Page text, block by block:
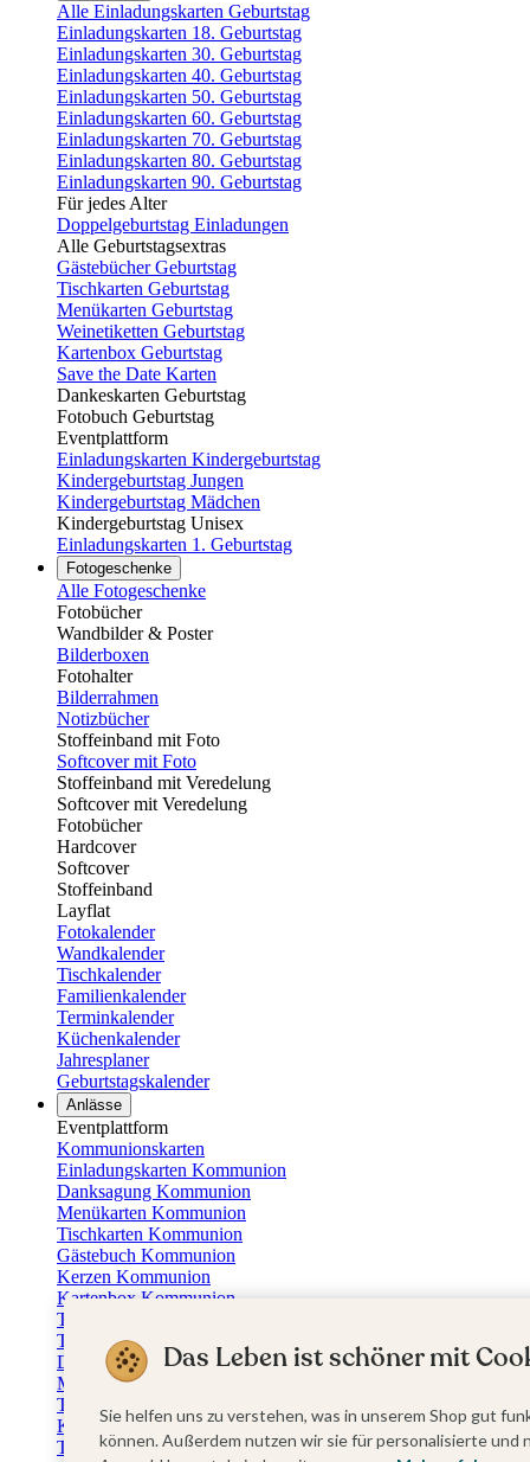
Alle Einladungskarten Geburtstag
Einladungskarten 18. Geburtstag
Einladungskarten 30. Geburtstag
Einladungskarten 40. Geburtstag
Einladungskarten 50. Geburtstag
Einladungskarten 60. Geburtstag
Einladungskarten 70. Geburtstag
Einladungskarten 80. Geburtstag
Einladungskarten 90. Geburtstag
Für jedes Alter
Doppelgeburtstag Einladungen
Alle Geburtstagsextras
Gästebücher Geburtstag
Tischkarten Geburtstag
Menükarten Geburtstag
Weinetiketten Geburtstag
Kartenbox Geburtstag
Save the Date Karten
Dankeskarten Geburtstag
Fotobuch Geburtstag
Eventplattform
Einladungskarten Kindergeburtstag
Kindergeburtstag Jungen
Kindergeburtstag Mädchen
Kindergeburtstag Unisex
Einladungskarten 1. Geburtstag
Fotogeschenke
Alle Fotogeschenke
Fotobücher
Wandbilder & Poster
Bilderboxen
Fotohalter
Bilderrahmen
Notizbücher
Stoffeinband mit Foto
Softcover mit Foto
Stoffeinband mit Veredelung
Softcover mit Veredelung
Fotobücher
Hardcover
Softcover
Stoffeinband
Layflat
Fotokalender
Wandkalender
Tischkalender
Familienkalender
Terminkalender
Küchenkalender
Jahresplaner
Geburtstagskalender
Anlässe
Eventplattform
Kommunionskarten
Einladungskarten Kommunion
Danksagung Kommunion
Menükarten Kommunion
Tischkarten Kommunion
Gästebuch Kommunion
Kerzen Kommunion
Kartenbox Kommunion
Taufkarten
Taufeinladungen
Dankeskarten Taufe
Menükarten Taufe
Tischkarten Taufe
Kirchenheft Taufe
Taufkerzen
Das Leben ist schöner mit
Sie helfen uns zu verstehen, was in unserem Shop gut
können. Außerdem nutzen wir sie für personalisierte